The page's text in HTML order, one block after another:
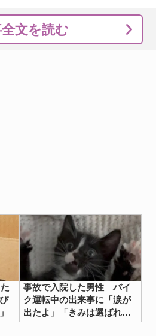
文を読む
事故で入院した男性 バイ
ク運転中の出来事に「涙が
出たよ」「きみは選ばれ
た」